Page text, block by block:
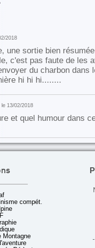
2018
une sortie bien
c'est pas faute de les
du charbon dans
hi hi hi........
13/02/2018
et quel humour dans
compét.
Montagne